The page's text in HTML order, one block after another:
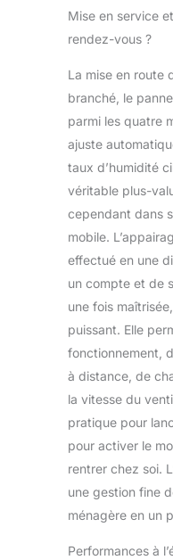
n'importe
salles de
DE
offre une
tous ses
pour une
celui-ci
grille à
Mise en service
rendez-vous ?
La mise en route
branché, le
parmi les quatre
ajuste
taux d’humidité
véritable plus-
cependant dans
mobile.
effectué en une
un compte et de
une fois
puissant. Elle
fonctionnement,
à distance, de
la vitesse du
pratique pour
pour activer le
rentrer chez soi.
une gestion fine
ménagère en un
Performances à